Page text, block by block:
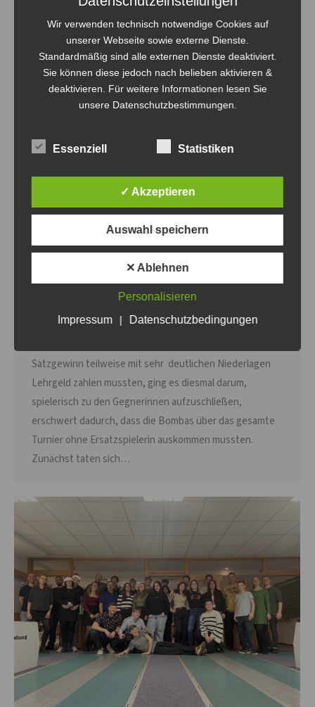
U18w lässt erste Fortschritte erkennen
Nachwuchs,U18w VonThomas Thurow 1. Dezember 2024
Nachwuchsdamen in Wildau ausgetragen. Nachdem die
Satzgewinn teilweise mit sehr deutlichen Niederlagen
Lehrgeld zahlen mussten, ging es diesmal darum,
spielerisch zu den Gegnerinnen aufzuschließen,
erschwert dadurch, dass die Bombas über das gesamte
Turnier ohne Ersatzspielerin auskommen mussten.
Zunächst taten sich…
Wir verwenden technisch notwendige Cookies auf
unserer Webseite sowie externe Dienste.
Standardmäßig sind alle externen Dienste deaktiviert.
Sie können diese jedoch nach belieben aktivieren &
deaktivieren. Für weitere Informationen lesen Sie
unsere Datenschutzbestimmungen.
Essenziell Statistiken
✓ Akzeptieren
Auswahl speichern
✕ Ablehnen
Personalisieren
Impressum
| Datenschutzbedingungen